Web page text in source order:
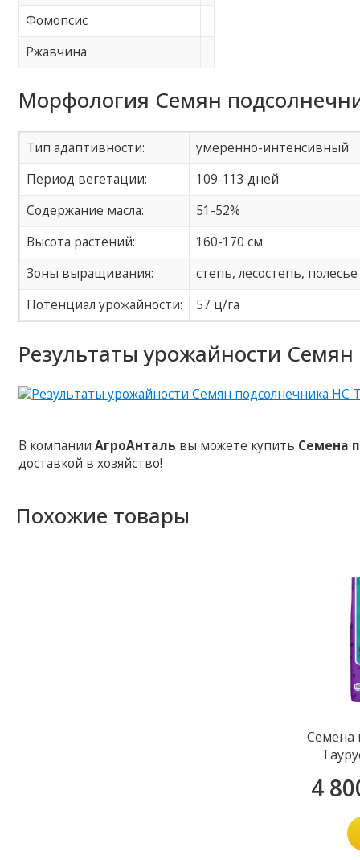
Фомопсис
Ржавчина
Морфология Семян
Тип адаптивности:
умеренно-интенсивный
Период вегетации:
109-113 дней
Содержание масла:
51-52%
Высота растений:
160-170 см
Зоны выращивания:
степь, лесостепь, полесье
Потенциал урожайности:
57 ц/га
Результаты урожайности
В компанииАгроАнталь вы можете купить Семена
доставкой в хозяйство!
Похожие товары
Семена
4